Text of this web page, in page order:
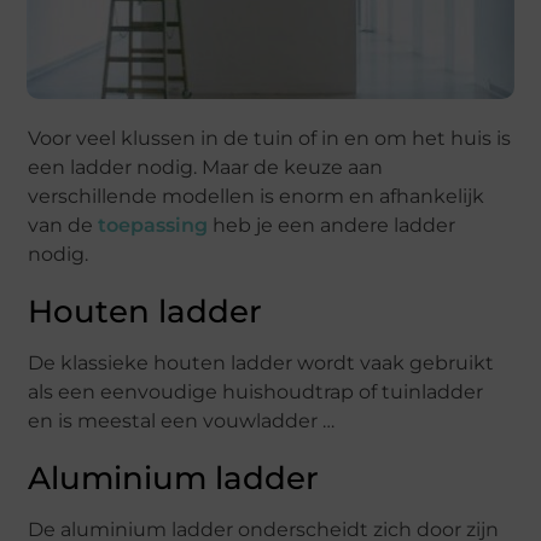
Voor veel klussen in de tuin of in en om het huis is
een ladder nodig. Maar de keuze aan
verschillende modellen is enorm en afhankelijk
van detoepassing heb je een andere ladder
nodig.
Houten ladder
De klassieke houten ladder wordt vaak gebruikt
als een eenvoudige huishoudtrap of tuinladder
en is meestal een vouwladder …
Aluminium ladder
De aluminium ladder onderscheidt zich door zijn